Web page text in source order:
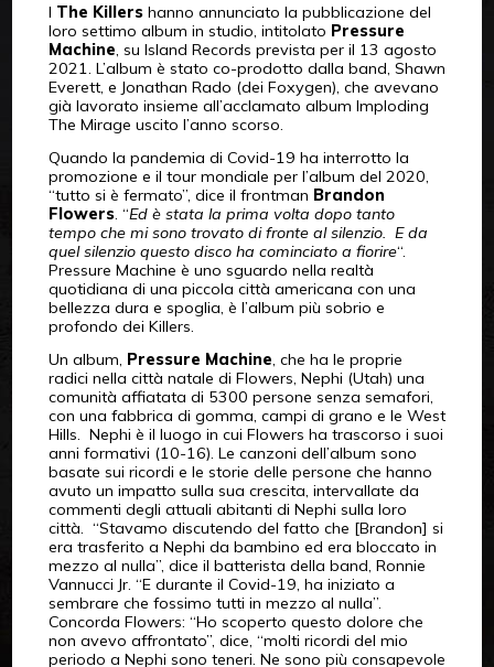
I The Killershanno annunciato la pubblicazione del
loro settimo album in studio, intitolato Pressure
Machine , su Island Records prevista per il 13 agosto
2021. L’album è stato co-prodotto dalla band, Shawn
Everett, e Jonathan Rado (dei Foxygen), che avevano
già lavorato insieme all’acclamato album Imploding
The Mirage uscito l’anno scorso.
Quando la pandemia di Covid-19 ha interrotto la
promozione e il tour mondiale per l’album del 2020,
“tutto si è fermato”, dice il frontman Brandon
Flowers. “Ed è stata la prima volta dopo tanto
tempo che mi sono trovato di fronte al silenzio. E da
quel silenzio questo disco ha cominciato a fiorire“.
Pressure Machine è uno sguardo nella realtà
quotidiana di una piccola città americana con una
bellezza dura e spoglia, è l’album più sobrio e
profondo dei Killers.
Un album, Pressure Machine , che ha le proprie
radici nella città natale di Flowers, Nephi (Utah) una
comunità affiatata di 5300 persone senza semafori,
con una fabbrica di gomma, campi di grano e le West
Hills. Nephi è il luogo in cui Flowers ha trascorso i suoi
anni formativi (10-16). Le canzoni dell’album sono
basate sui ricordi e le storie delle persone che hanno
avuto un impatto sulla sua crescita, intervallate da
commenti degli attuali abitanti di Nephi sulla loro
città. “Stavamo discutendo del fatto che [Brandon] si
era trasferito a Nephi da bambino ed era bloccato in
mezzo al nulla”, dice il batterista della band, Ronnie
Vannucci Jr. “E durante il Covid-19, ha iniziato a
sembrare che fossimo tutti in mezzo al nulla”.
Concorda Flowers: “Ho scoperto questo dolore che
non avevo affrontato”, dice, “molti ricordi del mio
periodo a Nephi sono teneri. Ne sono più consapevole